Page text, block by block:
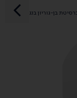
בן-גוריון בנגב.